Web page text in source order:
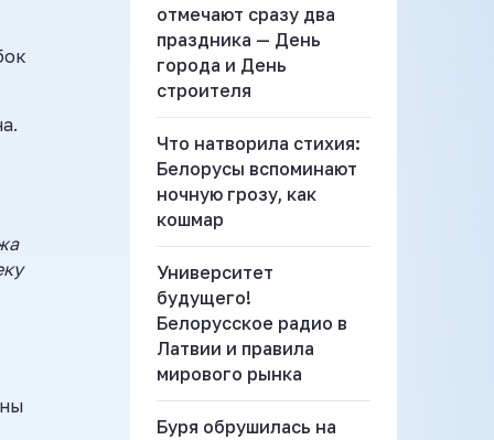
отмечают сразу два
праздника — День
города и День
строителя
Что натворила стихия:
Белорусы вспоминают
ночную грозу, как
кошмар
Университет
будущего!
Белорусское радио в
Латвии и правила
мирового рынка
Буря обрушилась на